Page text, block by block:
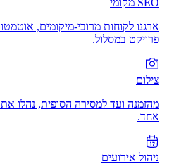
SEO מקומי
ארגנו לקוחות מרובי-מיקומים,
פרויקט במסלול.
צילום
מהזמנה ועד למסירה הסופית, נהלו
אחד.
ניהול אירועים